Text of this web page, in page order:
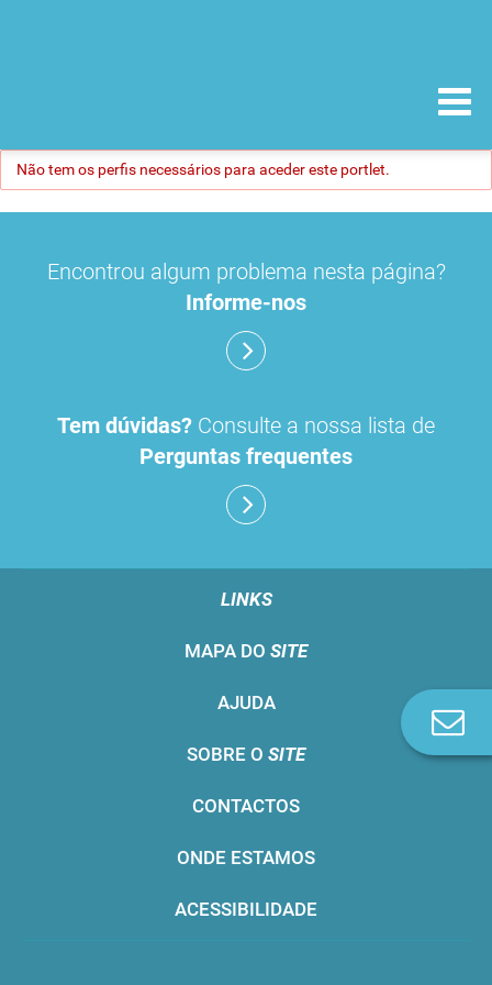
Não tem os perfis necessários para aceder este portlet.
Encontrou algum problema nesta página?
Informe-nos
Tem dúvidas? Consulte a nossa lista de
Perguntas frequentes
LINKS
MAPA DO SITE
AJUDA
SOBRE O SITE
CONTACTOS
ONDE ESTAMOS
ACESSIBILIDADE